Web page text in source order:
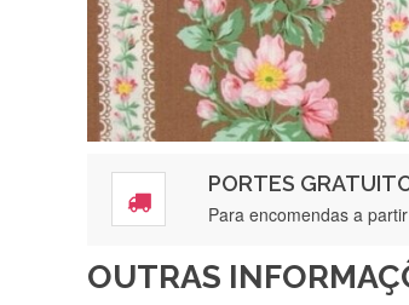
PORTES
Para encomendas a
OUTRAS